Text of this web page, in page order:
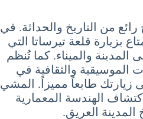
رائع من التاريخ والحداثة. في
بزيارة قلعة تيرساتا التي
المدينة والميناء. كما تُنظم
الموسيقية والثقافية في
زيارتك طابعاً مميزاً. المشي
الهندسة المعمارية
المدينة العريق.